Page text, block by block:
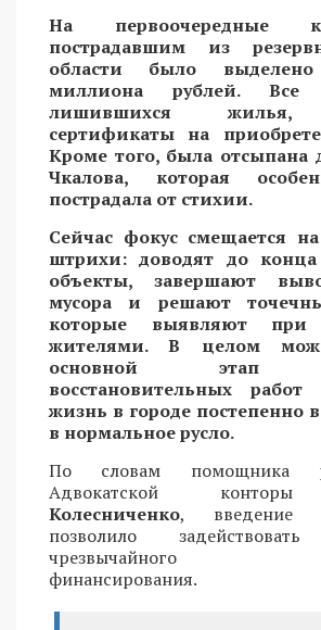
На первоочередные
пострадавшим из
области было
миллиона рублей. Все
лишившихся жилья,
сертификаты на
Кроме того, была отсыпана
Чкалова, которая
пострадала от стихии.
Сейчас фокус смещается
штрихи: доводят до конца
объекты, завершают
мусора и решают
которые выявляют при
жителями. В целом
основной этап
восстановительных
жизнь в городе постепенно
в нормальное русло.
По словам помощника
Адвокатской
Колесниченко, введение
позволило
чрезвычайного
финансирования.